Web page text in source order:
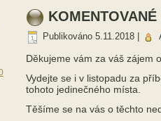
Publikováno 5.11.2018
Děkujeme vám za váš zájem
Vydejte se i v listopadu za
tohoto jedinečného místa.
Těšíme se na vás o těchto